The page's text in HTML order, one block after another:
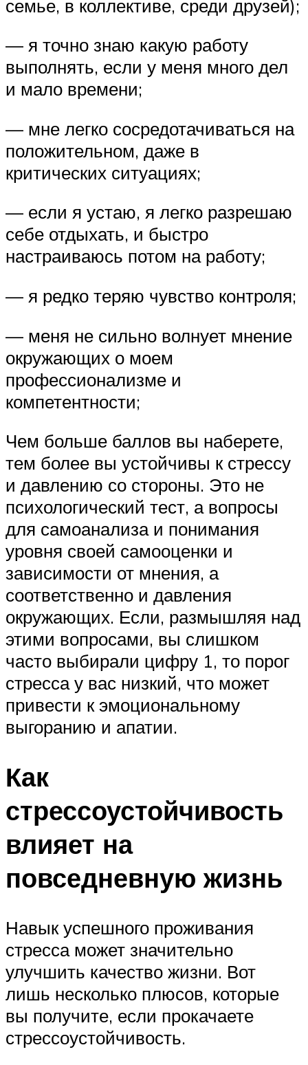
семье, в коллективе, среди друзей);
— я точно знаю какую работу
выполнять, если у меня много дел
и мало времени;
— мне легко сосредотачиваться на
положительном, даже в
критических ситуациях;
— если я устаю, я легко разрешаю
себе отдыхать, и быстро
настраиваюсь потом на работу;
— я редко теряю чувство контроля;
— меня не сильно волнует мнение
окружающих о моем
профессионализме и
компетентности;
Чем больше баллов вы наберете,
тем более вы устойчивы к стрессу
и давлению со стороны. Это не
психологический тест, а вопросы
для самоанализа и понимания
уровня своей самооценки и
зависимости от мнения, а
соответственно и давления
окружающих. Если, размышляя над
этими вопросами, вы слишком
часто выбирали цифру 1, то порог
стресса у вас низкий, что может
привести к эмоциональному
выгоранию и апатии.
Как
стрессоустойчивость
влияет на
повседневную жизнь
Навык успешного проживания
стресса может значительно
улучшить качество жизни. Вот
лишь несколько плюсов, которые
вы получите, если прокачаете
стрессоустойчивость.